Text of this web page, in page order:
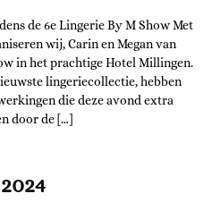
de 6e Lingerie By M Show Met
wij, Carin en Megan van
in het prachtige Hotel Millingen.
lingeriecollectie, hebben
die deze avond extra
door de […]